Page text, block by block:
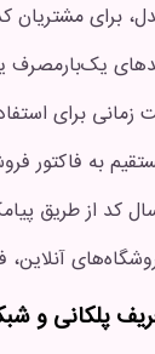
برای
یک‌بارمصرف
برای
به فاکتور
کد از طریق